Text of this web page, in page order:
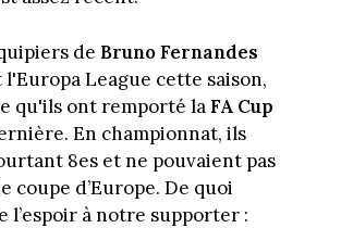
de Bruno Fernandes
League cette saison,
qu'ils ont remporté laFA Cup
En championnat, ils
8es et ne pouvaient pas
coupe d’Europe. De quoi
l’espoir à notre supporter :